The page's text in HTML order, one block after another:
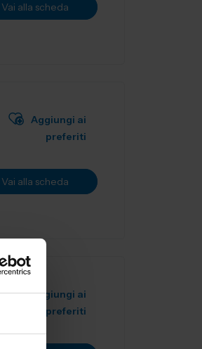
Vai alla scheda
Aggiungi ai
preferiti
Vai alla scheda
Aggiungi ai
preferiti